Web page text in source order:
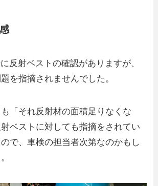
反射ベストの確認がありますが、
を指摘されませんでした。
「それ反射材の面積足りなくな
ベストに対しても指摘をされてい
で、車検の担当者次第なのかもし